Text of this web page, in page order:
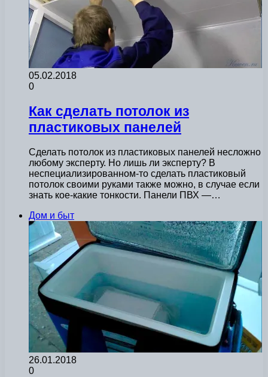
05.02.2018
0
Как сделать потолок из
пластиковых панелей
Сделать потолок из пластиковых панелей несложно
любому эксперту. Но лишь ли эксперту? В
неспециализированном-то сделать пластиковый
потолок своими руками также можно, в случае если
знать кое-какие тонкости. Панели ПВХ —…
Дом и быт
26.01.2018
0